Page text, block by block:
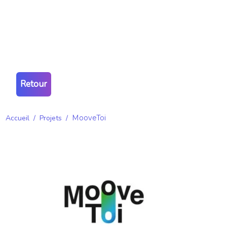
Retour
Accueil / Projets / MooveToi